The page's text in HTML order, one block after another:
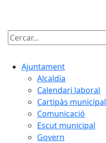
Cercar:
Ajuntament
Alcaldia
Calendari laboral
Cartipàs municipal
Comunicació
Escut municipal
Govern